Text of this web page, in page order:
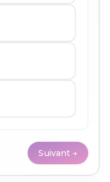
Suivant →